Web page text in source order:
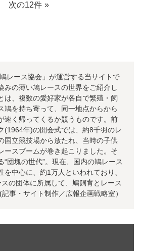
次の12件
レース協会」が運営する当サイトで
みの薄い鳩レースの世界をご紹介し
は、複数の愛好家が各自で繁殖・飼
鳩を持ち寄って、同一地点からから
速く帰ってくるか競うものです。前
(1964年)の開会式では、約8千羽のレ
国立競技場から放たれ、当時の子供
ースブームが巻き起こりました。そ
“団塊の世代”。現在、国内の鳩レース
を中心に、約1万人といわれており、
の団体に所属して、鳩飼育とレース
事・サイト制作／広報企画戦略室）